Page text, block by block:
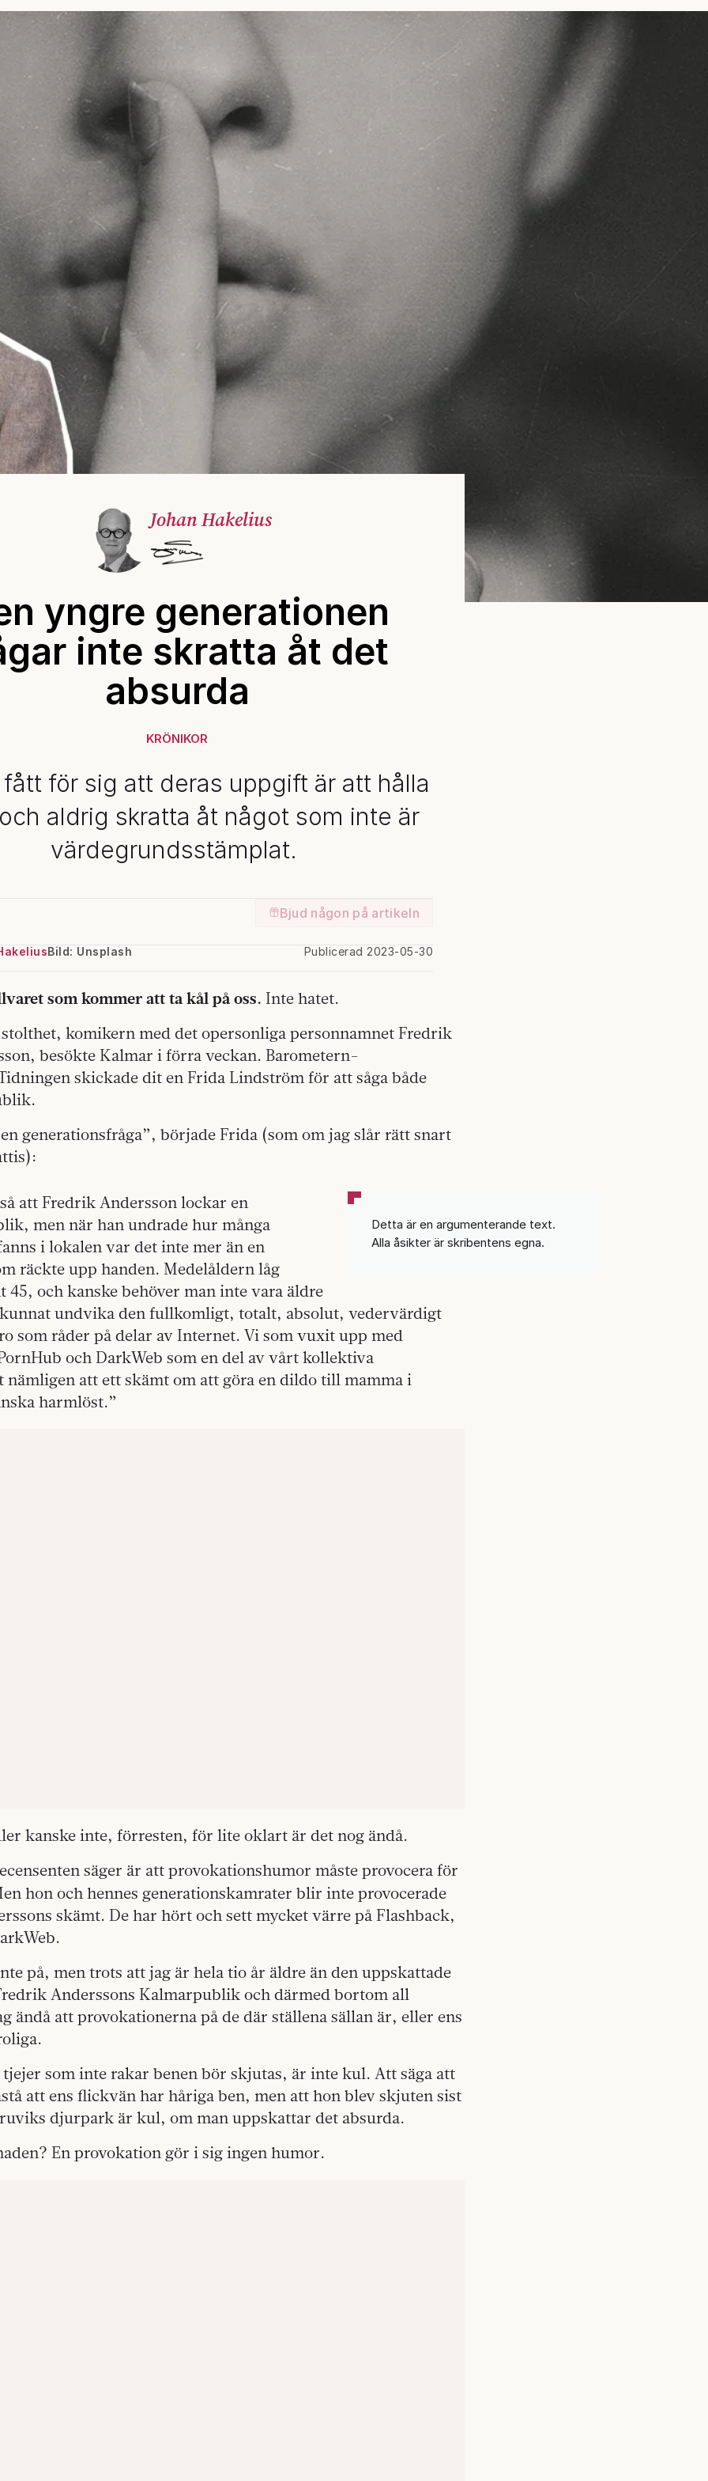
Johan Hakelius
yngre generationen
inte skratta åt det
absurda
KRÖNIKOR
för sig att deras uppgift är att hålla
aldrig skratta åt något som inte är
värdegrundsstämplat.
Bjud någon på artikeln
Publicerad 2023-05-30
Bild: Unsplash
som kommer att ta kål på oss. Inte hatet.
komikern med det opersonliga personnamnet Fredrik
besökte Kalmar i förra veckan. Barometern-
skickade dit en Frida Lindström för att såga både
generationsfråga”, började Frida (som om jag slår rätt snart
Detta är en argumenterande text.
Alla åsikter är skribentens egna.
att Fredrik Andersson lockar en
men när han undrade hur många
i lokalen var det inte mer än en
räckte upp handen. Medelåldern låg
45, och kanske behöver man inte vara äldre
undvika den fullkomligt, totalt, absolut, vedervärdigt
som råder på delar av Internet. Vi som vuxit upp med
och DarkWeb som en del av vårt kollektiva
nämligen att ett skämt om att göra en dildo till mamma i
harmlöst.”
kanske inte, förresten, för lite oklart är det nog ändå.
säger är att provokationshumor måste provocera för
hon och hennes generationskamrater blir inte provocerade
skämt. De har hört och sett mycket värre på Flashback,
på, men trots att jag är hela tio år äldre än den uppskattade
Anderssons Kalmarpublik och därmed bortom all
ändå att provokationerna på de där ställena sällan är, eller ens
tjejer som inte rakar benen bör skjutas, är inte kul. Att säga att
att ens flickvän har håriga ben, men att hon blev skjuten sist
djurpark är kul, om man uppskattar det absurda.
En provokation gör i sig ingen humor.